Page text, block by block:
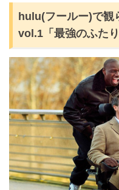
hulu(フールー)で観
vol.1「最強のふた